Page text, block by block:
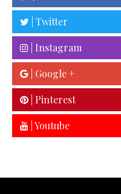
| Twitter
| Instagram
| Google +
| Pinterest
| Youtube